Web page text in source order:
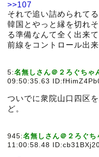
>>107
それで追い詰められて
韓国とやっと縁を切れ
る準備なんて全く出来
前線をコントロール出
5:名無しさん＠２ろぐちゃ
09:50:35.63
ついでに衆院山口四区
ど。
945:名無しさん＠２ろぐち
11:00:58.48